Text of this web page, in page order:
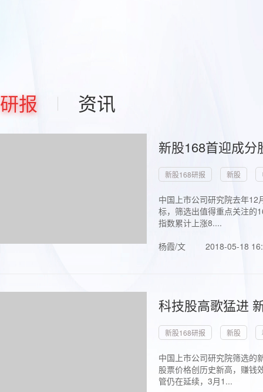
研报 资讯
新股168首迎成
新股168研报 新股
中国上市公司研究院去年
标，筛选出值得重点关注的
指数累计上涨8....
杨霞/文
2018-05-18
科技股高歌猛进
新股168研报 新股
中国上市公司研究院筛选的
股票价格创历史新高，赚钱
管仍在延续，3月1...